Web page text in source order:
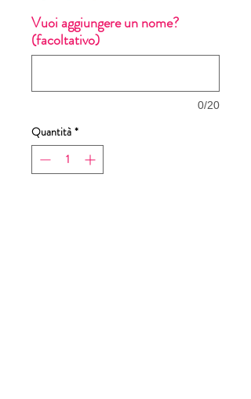
Vuoi aggiungere un nome?
(facoltativo)
0/20
Quantità *